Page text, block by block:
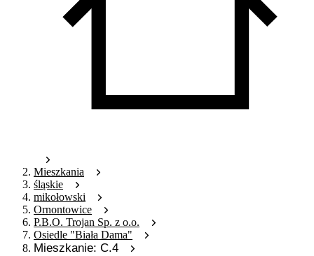
Mieszkania
śląskie
mikołowski
Ornontowice
P.B.O. Trojan Sp. z o.o.
Osiedle "Biała Dama"
Mieszkanie: C.4